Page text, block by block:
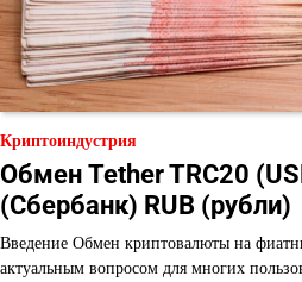
Криптоиндустрия
Обмен Tether TRC20
(Сбербанк) RUB (рубли)
Введение Обмен криптовалюты на
актуальным вопросом для многих